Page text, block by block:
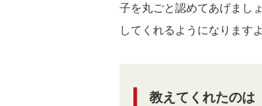
子を丸ごと認めてあげまし
してくれるようになりますよ
教えてくれたのは